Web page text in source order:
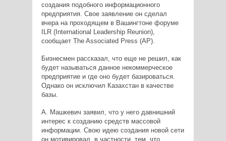
создания подобного информационного
предприятия. Свое заявление он сделал
вчера на проходящем в Вашингтоне форуме
ILR (International Leadership Reunion),
сообщает The Associated Press (АР).
Бизнесмен рассказал, что еще не решил, как
будет называться данное некоммерческое
предприятие и где оно будет базироваться.
Однако он исключил Казахстан в качестве
базы.
А. Машкевич заявил, что у него давнишний
интерес к созданию средств массовой
информации. Свою идею создания новой сети
он мотивировал, в частности, тем, что